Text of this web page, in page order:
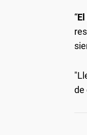
“
de